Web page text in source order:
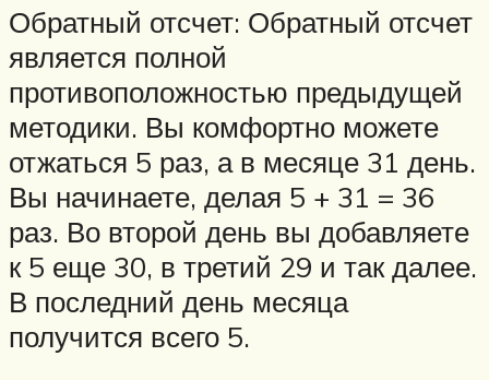
Обратный отсчет: Обратный отсчет
является полной
противоположностью предыдущей
методики. Вы комфортно можете
отжаться 5 раз, а в месяце 31 день.
Вы начинаете, делая 5 + 31 = 36
раз. Во второй день вы добавляете
к 5 еще 30, в третий 29 и так далее.
В последний день месяца
получится всего 5.